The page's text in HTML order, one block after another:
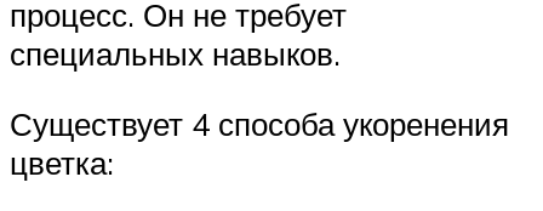
процесс. Он не требует
специальных навыков.
Существует 4 способа укоренения
цветка: